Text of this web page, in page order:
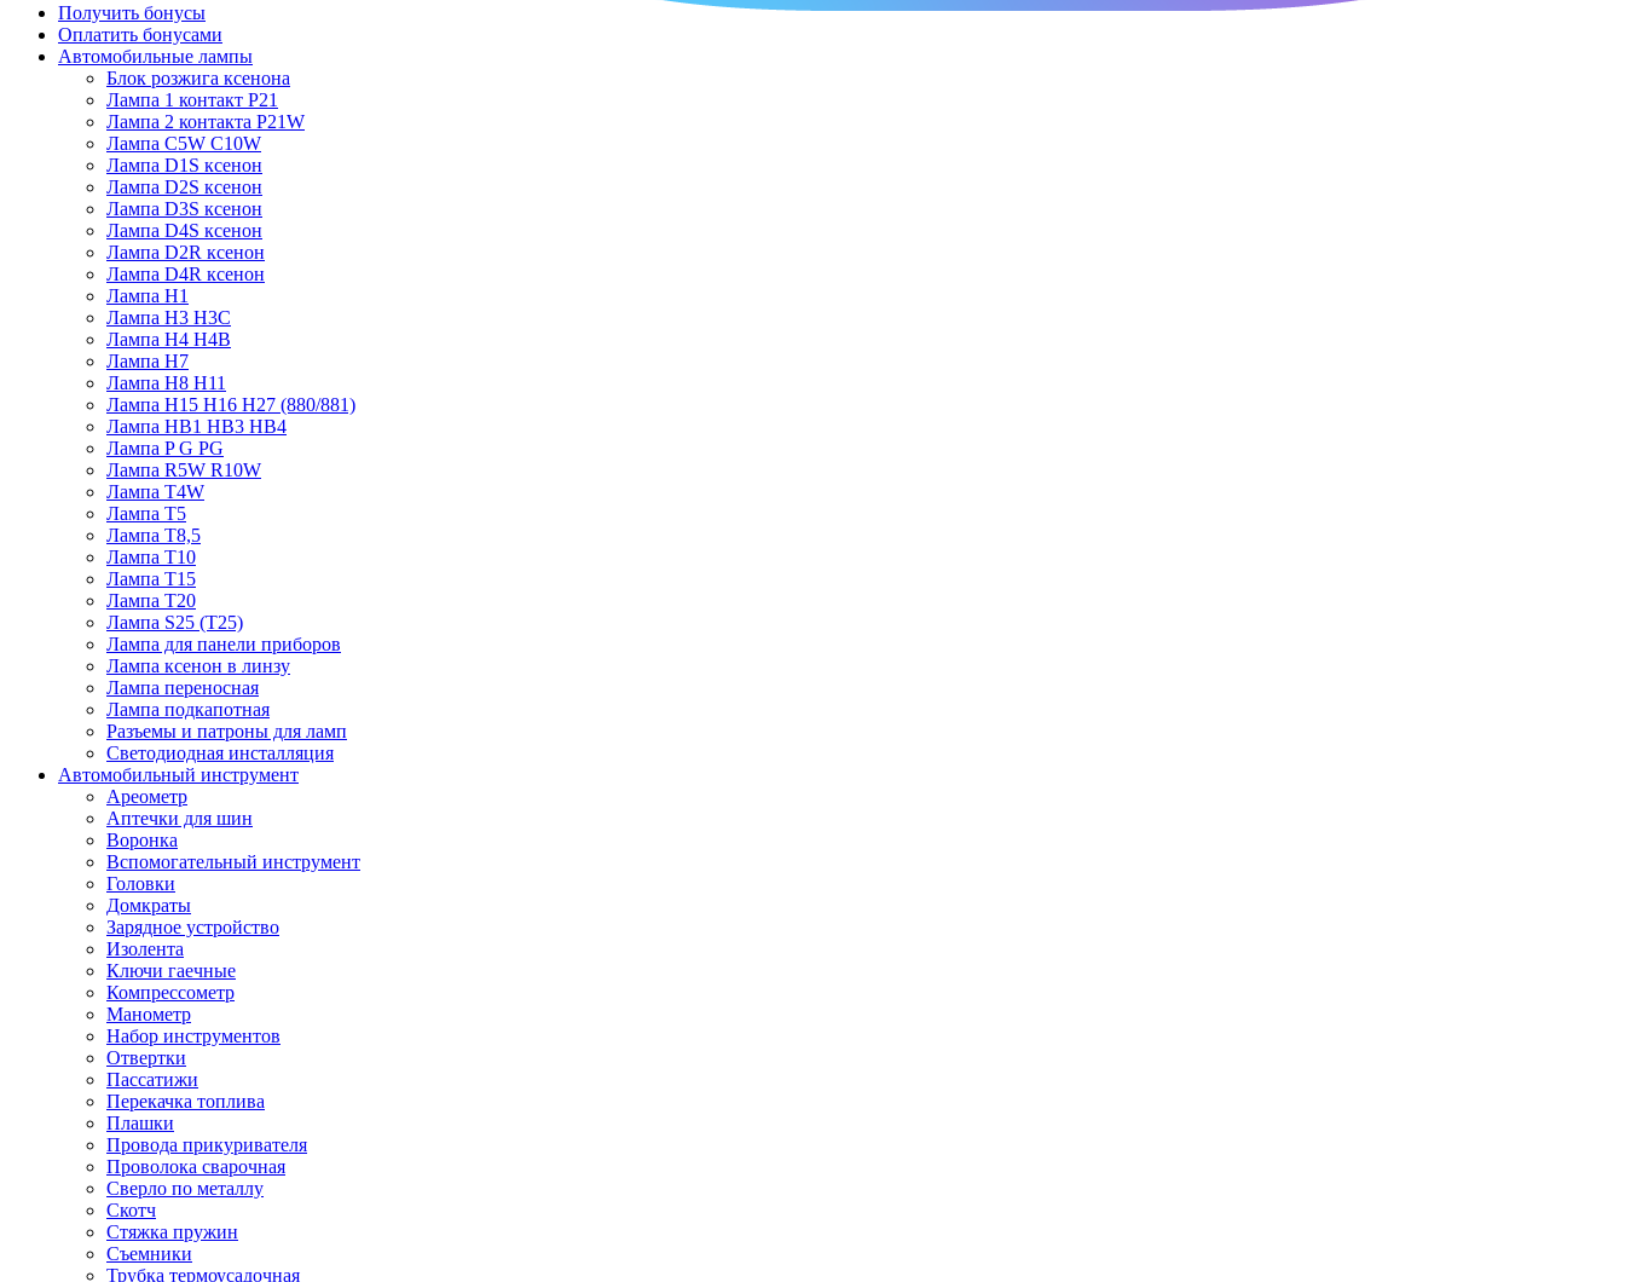
Получить бонусы
Оплатить бонусами
Автомобильные лампы
Блок розжига ксенона
Лампа 1 контакт P21
Лампа 2 контакта P21W
Лампа C5W C10W
Лампа D1S ксенон
Лампа D2S ксенон
Лампа D3S ксенон
Лампа D4S ксенон
Лампа D2R ксенон
Лампа D4R ксенон
Лампа H1
Лампа H3 H3C
Лампа H4 H4B
Лампа H7
Лампа H8 H11
Лампа H15 H16 H27 (880/881)
Лампа HB1 HB3 HB4
Лампа P G PG
Лампа R5W R10W
Лампа T4W
Лампа T5
Лампа T8,5
Лампа T10
Лампа T15
Лампа T20
Лампа S25 (T25)
Лампа для панели приборов
Лампа ксенон в линзу
Лампа переносная
Лампа подкапотная
Разъемы и патроны для ламп
Светодиодная инсталляция
Автомобильный инструмент
Ареометр
Аптечки для шин
Воронка
Вспомогательный инструмент
Головки
Домкраты
Зарядное устройство
Изолента
Ключи гаечные
Компрессометр
Манометр
Набор инструментов
Отвертки
Пассатижи
Перекачка топлива
Плашки
Провода прикуривателя
Проволока сварочная
Сверло по металлу
Скотч
Стяжка пружин
Съемники
Трубка термоусадочная